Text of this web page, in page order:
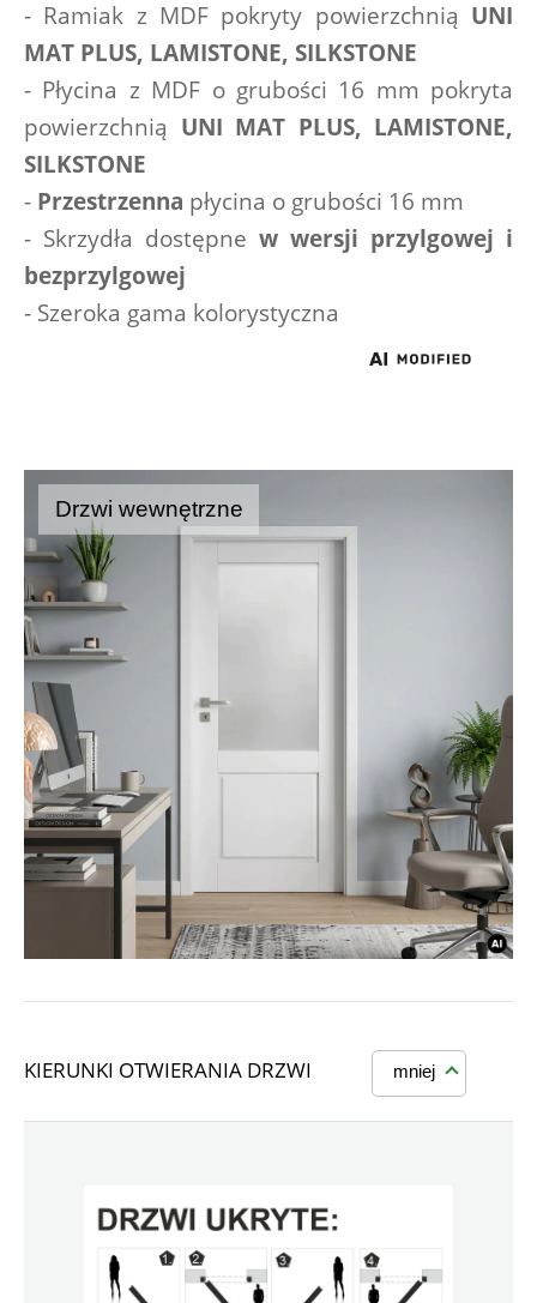
- Ramiak z MDF pokryty powierzchnią UNI
MAT PLUS, LAMISTONE, SILKSTONE
- Płycina z MDF o grubości 16 mm pokryta
powierzchnią UNI MAT PLUS, LAMISTONE,
SILKSTONE
- Przestrzenna płycina o grubości 16 mm
- Skrzydła dostępne w wersji przylgowej i
bezprzylgowej
- Szeroka gama kolorystyczna
Drzwi wewnętrzne
KIERUNKI OTWIERANIA DRZWI mniej